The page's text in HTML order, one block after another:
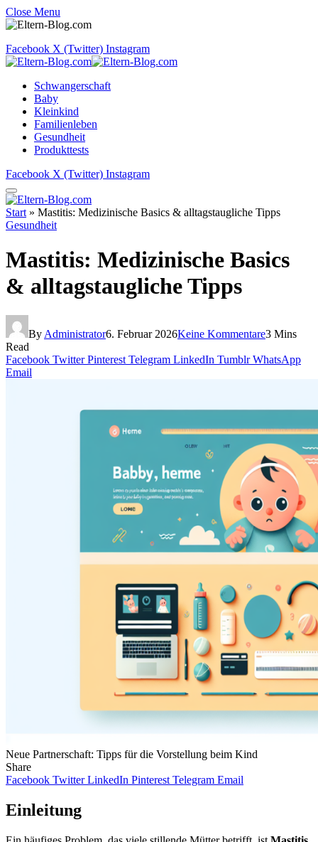
Close Menu
Facebook X (Twitter) Instagram
Schwangerschaft
Baby
Kleinkind
Familienleben
Gesundheit
Produkttests
Facebook X (Twitter) Instagram
Start » Mastitis: Medizinische Basics & alltagstaugliche Tipps
Gesundheit
Mastitis: Medizinische Basics
& alltagstaugliche Tipps
By Administrator6. Februar 2026Keine Kommentare3 Mins
Read
Facebook Twitter Pinterest Telegram LinkedIn Tumblr WhatsApp
Email
Neue Partnerschaft: Tipps für die Vorstellung beim Kind
Share
Facebook Twitter LinkedIn Pinterest Telegram Email
Einleitung